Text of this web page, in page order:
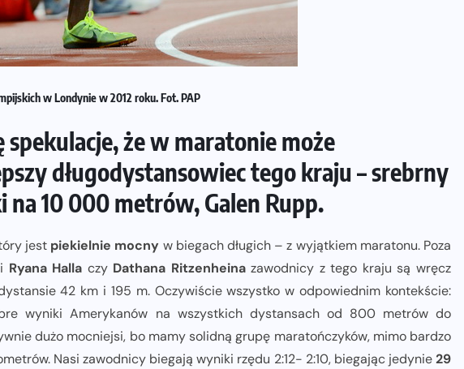
w Londynie w 2012 roku. Fot. PAP
spekulacje, że w maratonie może
długodystansowiec tego kraju – srebrny
10 000 metrów, Galen Rupp.
jest piekielnie mocny w biegach długich – z wyjątkiem maratonu. Poza
Ryana Halla czy Dathana Ritzenheinazawodnicy z tego kraju są wręcz
42 km i 195 m. Oczywiście wszystko w odpowiednim kontekście:
wyniki Amerykanów na wszystkich dystansach od 800 metrów do
dużo mocniejsi, bo mamy solidną grupę maratończyków, mimo bardzo
Nasi zawodnicy biegają wyniki rzędu 2:12- 2:10, biegając jedynie29
Poznaj
17.
na 5 km